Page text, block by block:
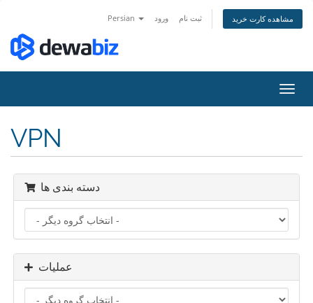
Persian ورود ثبت نام مشاهده کارت خرید
تغییر
VPN
دسته بندی ها
عملیات